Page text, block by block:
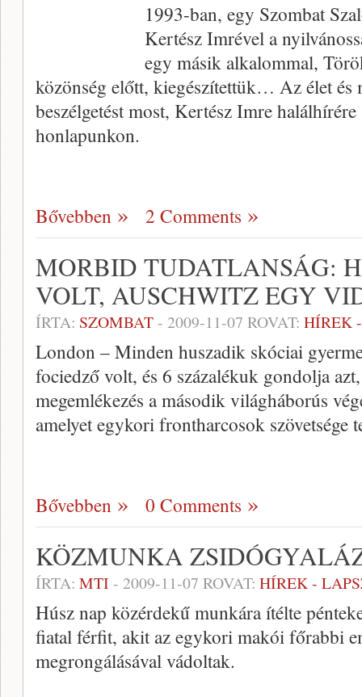
1993-ban, egy Szombat
Kertész Imrével a
egy másik alkalommal,
közönség előtt, kiegészítettük… Az élet és
beszélgetést most, Kertész Imre
honlapunkon.
Bővebben 2 Comments
MORBID TUDATLANSÁG:
VOLT, AUSCHWITZ EGY
ÍRTA: SZOMBAT- 2009-11-07 ROVAT: HÍREK
London – Minden huszadik skóciai
fociedző volt, és 6 százalékuk gondolja
megemlékezés a második világháborús
amelyet egykori frontharcosok szövetsége
Bővebben 0 Comments
KÖZMUNKA
ÍRTA: MTI - 2009-11-07 ROVAT: HÍREK -
Húsz nap közérdekű munkára ítélte
fiatal férfit, akit az egykori makói főrabbi
megrongálásával vádoltak.